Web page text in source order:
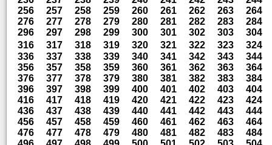
256
257 258 259 260 261 262 263
264
276
277 278 279 280 281 282 283
284
296
297 298 299 300 301 302 303
304
316
317 318 319 320 321 322 323
324
336
337 338 339 340 341 342 343
344
356
357 358 359 360 361 362 363
364
376
377 378 379 380 381 382 383
384
396
397 398 399 400 401 402 403
404
416
417 418 419 420 421 422 423
424
436
437 438 439 440 441 442 443
444
456
457 458 459 460 461 462 463
464
476
477 478 479 480 481 482 483
484